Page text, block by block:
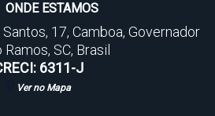
ONDE ESTAMOS
Santos, 17, Camboa, Governador
Ramos, SC, Brasil
6311-J
Ver no Mapa